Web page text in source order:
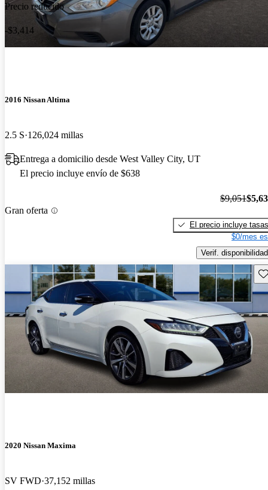
Precio reducido
-$3,414
2016 Nissan Altima
2.5 S 126,024 millas
Entrega a domicilio desde West Valley City, UT
El precio incluye envío de $638
Gran oferta
$9,051
El precio incluye tasas
$0/mes
Verif. disponibilidad
2020 Nissan Maxima
SV FWD 37,152 millas